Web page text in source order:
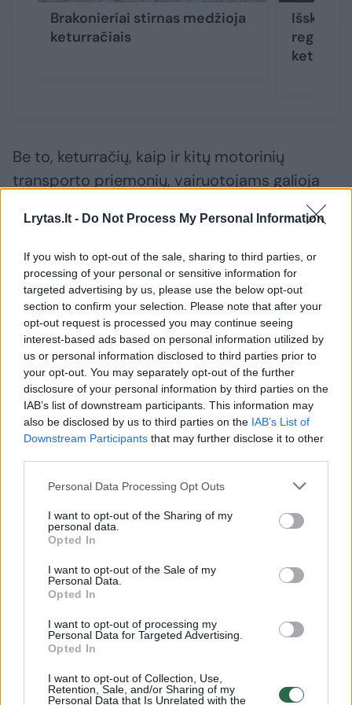
Lrytas.lt - Do Not Process My Personal Information
If you wish to opt-out of the sale, sharing to third parties, or
processing of your personal or sensitive information for
targeted advertising by us, please use the below opt-out
section to confirm your selection. Please note that after your
opt-out request is processed you may continue seeing
interest-based ads based on personal information utilized by
us or personal information disclosed to third parties prior to
your opt-out. You may separately opt-out of the further
disclosure of your personal information by third parties on the
IAB’s list of downstream participants. This information may
also be disclosed by us to third parties on the IAB’s List of
Downstream Participants that may further disclose it to other
Personal Data Processing Opt Outs
I want to opt-out of the Sharing of my
personal data.
Opted In
I want to opt-out of the Sale of my
Personal Data.
Opted In
I want to opt-out of processing my
Personal Data for Targeted Advertising.
Opted In
I want to opt-out of Collection, Use,
Retention, Sale, and/or Sharing of my
Personal Data that Is Unrelated with the
Brakonieriai stirnas medžioja
keturračiais
Be to, keturračių, kaip ir kitų motorinių
transporto priemonių, vairuotojams galioja
aplinkosaugos įstatymuose numatyti
reikalavimai – draudžiama važiuoti ir stovėti
ant žaliosios vejos, statyti transporto
priemones arčiau nei 25 metrai nuo vandens
telkinio ir t. t.
Gamta ^Instant keturračiai Rodyti daugiau žymių
Komentuoti gali tik Lrytas registruoti vartotojai.
Prisijunkite prie registruotų vartotojų
bendruomenės ir bendraukite komentaruose!
Prisijungti komentatoriams